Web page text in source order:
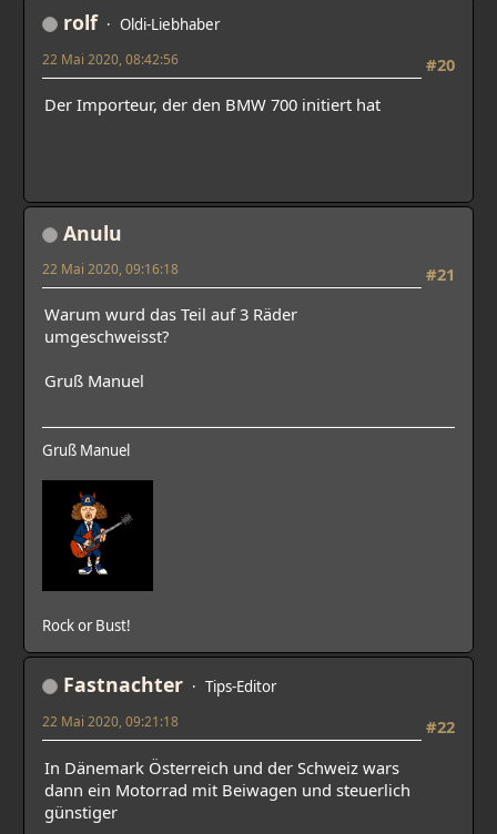
rolf Oldi-Liebhaber
#20
22 Mai 2020, 08:42:56
Der Importeur, der den BMW 700 initiert hat
Anulu
#21
22 Mai 2020, 09:16:18
Warum wurd das Teil auf 3 Räder
umgeschweisst?
Gruß Manuel
Gruß Manuel
Rock or Bust!
Fastnachter Tips-Editor
#22
22 Mai 2020, 09:21:18
In Dänemark Österreich und der Schweiz wars
dann ein Motorrad mit Beiwagen und steuerlich
günstiger